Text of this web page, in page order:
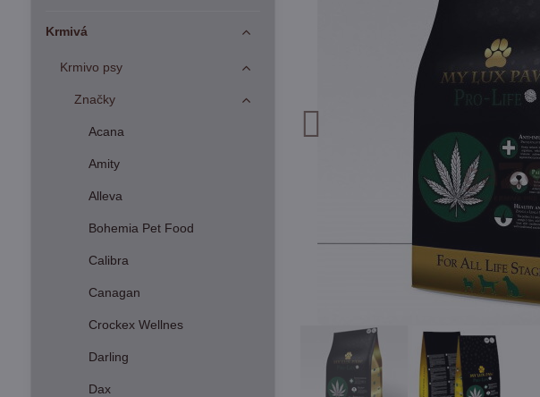
Krmivá
Krmivo psy
Značky
Acana
Amity
Alleva
Bohemia Pet Food
Calibra
Canagan
Crockex Wellnes
Darling
Dax